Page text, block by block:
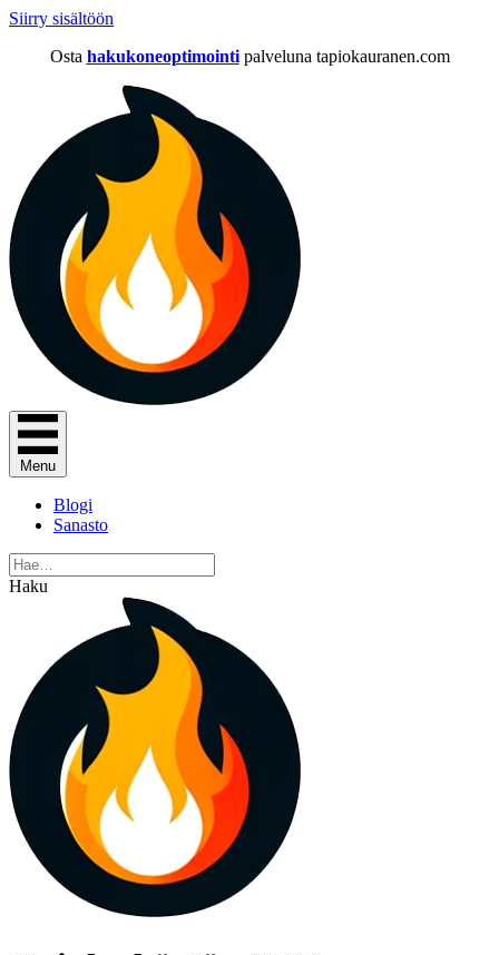
Siirry sisältöön
Osta hakukoneoptimointi palveluna tapiokauranen.com
Menu
Blogi
Sanasto
Haku